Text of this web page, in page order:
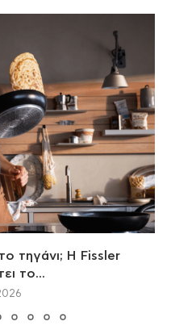
τηγάνι; Η Fissler
το...